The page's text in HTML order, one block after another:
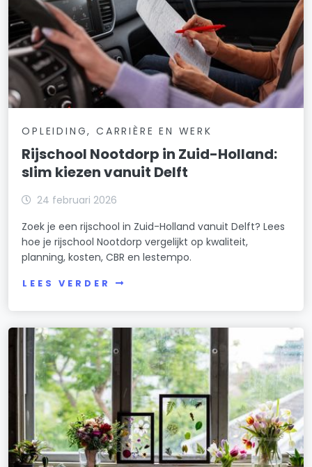
OPLEIDING, CARRIÈRE EN WERK
Rijschool Nootdorp in Zuid-Holland:
slim kiezen vanuit Delft
24 februari 2026
Zoek je een rijschool in Zuid-Holland vanuit Delft? Lees
hoe je rijschool Nootdorp vergelijkt op kwaliteit,
planning, kosten, CBR en lestempo.
LEES VERDER